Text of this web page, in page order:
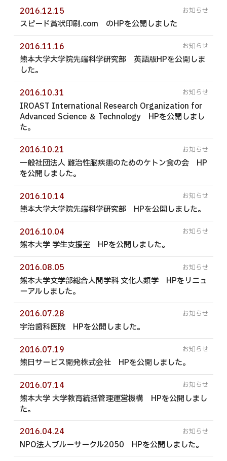
2016.12.15
スピード賞状印刷.com のHPを公開しました
2016.11.16
熊本大学大学院先端科学研究部 英語版HPを公開しま
した。
2016.10.31
IROAST International Research Organization for
Advanced Science ＆ Technology HPを公開しまし
た。
2016.10.21
一般社団法人 難治性脳疾患のためのケトン食の会 HP
を公開しました。
2016.10.14
熊本大学大学院先端科学研究部 HPを公開しました。
2016.10.04
熊本大学 学生支援室 HPを公開しました。
2016.08.05
熊本大学文学部総合人間学科 文化人類学 HPをリニュ
ーアルしました。
2016.07.28
宇治歯科医院 HPを公開しました。
2016.07.19
熊日サービス開発株式会社 HPを公開しました。
2016.07.14
熊本大学 大学教育統括管理運営機構 HPを公開しまし
た。
2016.04.24
NPO法人ブルーサークル2050 HPを公開しました。
会社案内
採用情報
エントリーフォーム
プライバシーポリシー
サイトマップ